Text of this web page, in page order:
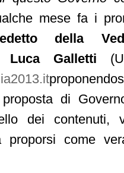
mese fa i
della
Luca Galletti
di
dei contenuti,
proporsi come